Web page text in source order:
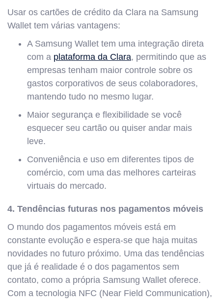
Usar os cartões de crédito da Clara na Samsung
Wallet tem várias vantagens:
A Samsung Wallet tem uma integração direta
com a plataforma da Clara, permitindo que as
empresas tenham maior controle sobre os
gastos corporativos de seus colaboradores,
mantendo tudo no mesmo lugar.
Maior segurança e flexibilidade se você
esquecer seu cartão ou quiser andar mais
leve.
Conveniência e uso em diferentes tipos de
comércio, com uma das melhores carteiras
virtuais do mercado.
4. Tendências futuras nos pagamentos móveis
O mundo dos pagamentos móveis está em
constante evolução e espera-se que haja muitas
novidades no futuro próximo. Uma das tendências
que já é realidade é o dos pagamentos sem
contato, como a própria Samsung Wallet oferece.
Com a tecnologia NFC (Near Field Communication),